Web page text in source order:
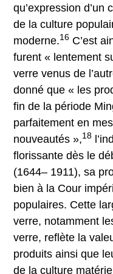
qu’expression
de la culture
moderne.16 C’est
furent « lentement
verre venus de
donné que « les
fin de la période
parfaitement en
nouveautés »,18
florissante dès le
(1644– 1911), sa
bien à la Cour
populaires. Cette
verre, notamment
verre, reflète la
produits ainsi que
de la culture